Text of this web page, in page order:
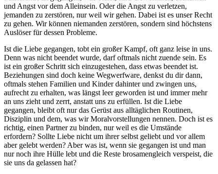
und Angst vor dem Alleinsein. Oder die Angst zu verletzen,
jemanden zu zerstören, nur weil wir gehen. Dabei ist es unser Recht
zu gehen. Wir können niemanden zerstören, sondern sind höchstens
Auslöser für dessen Probleme.
Ist die Liebe gegangen, tobt ein großer Kampf, oft ganz leise in uns.
Denn was nicht beendet wurde, darf oftmals nicht zuende sein. Es
ist ein großer Schritt sich einzugestehen, dass etwas beendet ist.
Beziehungen sind doch keine Wegwerfware, denkst du dir dann,
oftmals stehen Familien und Kinder dahinter und zwingen uns,
aufrecht zu erhalten, was längst leer geworden ist und immer mehr
an uns zieht und zerrt, anstatt uns zu erfüllen. Ist die Liebe
gegangen, bleibt oft nur das Gerüst aus alltäglichen Routinen,
Disziplin und dem, was wir Moralvorstellungen nennen. Doch ist es
richtig, einen Partner zu binden, nur weil es die Umstände
erfordern? Sollte Liebe nicht um ihrer selbst geliebt und vor allem
aber gelebt werden? Aber was ist, wenn sie gegangen ist und man
nur noch ihre Hülle lebt und die Reste brosamengleich verspeist, die
sie uns da gelassen hat?